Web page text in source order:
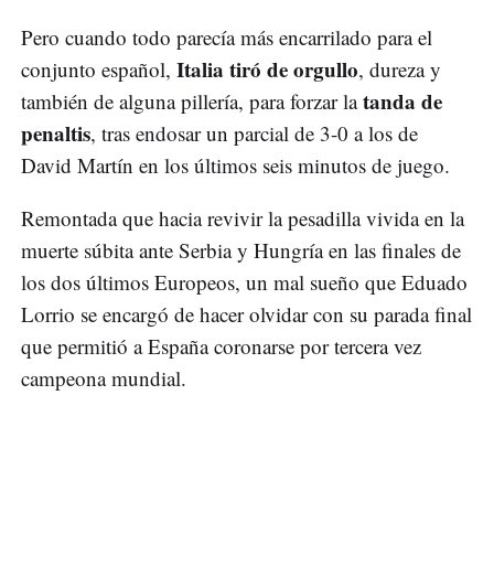
Pero cuando todo parecía más encarrilado para el
conjunto español, Italia tiró de orgullo, dureza y
también de alguna pillería, para forzar latanda de
penaltis, tras endosar un parcial de 3-0 a los de
David Martín en los últimos seis minutos de juego.
Remontada que hacia revivir la pesadilla vivida en la
muerte súbita ante Serbia y Hungría en las finales de
los dos últimos Europeos, un mal sueño que Eduado
Lorrio se encargó de hacer olvidar con su parada final
que permitió a España coronarse por tercera vez
campeona mundial.